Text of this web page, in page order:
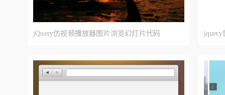
jQuery仿视频播放器图片浏览幻灯片代码